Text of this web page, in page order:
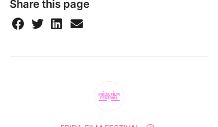
Share this page